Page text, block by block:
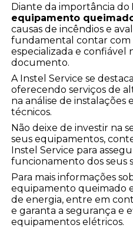
Diante da importância do
equipamento
causas de incêndios e
fundamental contar com
especializada e confiável
documento.
A Instel Service se
oferecendo serviços de
na análise de instalações
técnicos.
Não deixe de investir na
seus equipamentos,
Instel Service para
funcionamento dos seus
Para mais informações
equipamento queimado
de energia, entre em
e garanta a segurança e
equipamentos elétricos.